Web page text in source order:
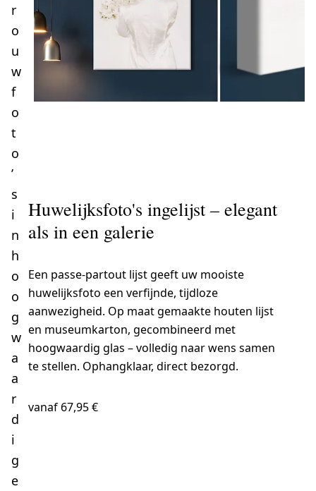
r
o
u
w
f
o
t
o
’
s
i
n
h
o
o
g
w
a
a
r
d
i
g
e
Huwelijksfoto's ingelijst – elegant
als in een galerie
Een passe-partout lijst geeft uw mooiste
huwelijksfoto een verfijnde, tijdloze
aanwezigheid. Op maat gemaakte houten lijst
en museumkarton, gecombineerd met
hoogwaardig glas – volledig naar wens samen
te stellen. Ophangklaar, direct bezorgd.
vanaf 67,95 €